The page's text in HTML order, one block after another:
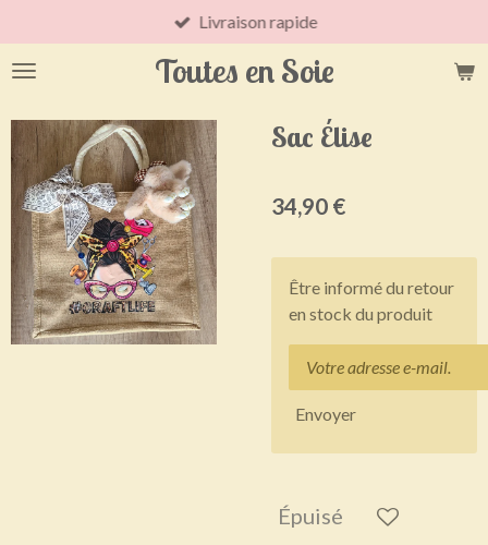
au
contenu
Toutes en Soie
Livraison rapide
Sac Élise
34,90 €
Être informé du retour
en stock du produit
Envoyer
Épuisé